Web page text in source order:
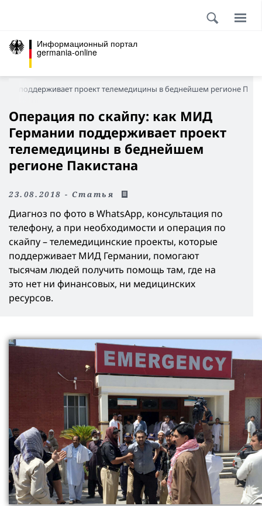
Информационный портал
germania-online
поддерживает проект телемедицины в беднейшем регионе
Операция по скайпу: как МИД
Германии поддерживает проект
телемедицины в беднейшем
регионе Пакистана
23.08.2018 - Статья
Диагноз по фото в WhatsApp, консультация по
телефону, а при необходимости и операция по
скайпу – телемедицинские проекты, которые
поддерживает МИД Германии, помогают
тысячам людей получить помощь там, где на
это нет ни финансовых, ни медицинских
ресурсов.